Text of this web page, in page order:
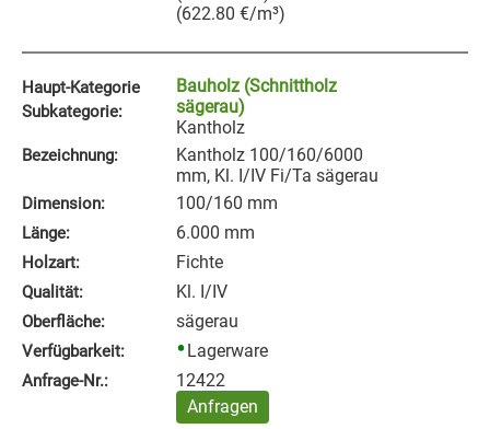
(622.80 €/m³)
Haupt-Kategorie
Subkategorie:
Bauholz (Schnittholz
sägerau)
Kantholz
Bezeichnung:
Kantholz 100/160/6000
mm, Kl. I/IV Fi/Ta sägerau
Dimension: 100/160 mm
Länge: 6.000 mm
Holzart: Fichte
Qualität: Kl. I/IV
Oberfläche: sägerau
Verfügbarkeit: Lagerware
Anfrage‑Nr.:
12422
Anfragen